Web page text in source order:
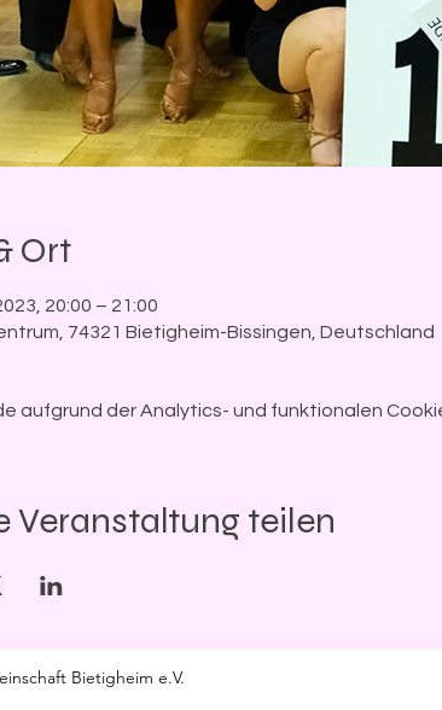
Ort
20:00 – 21:00
74321 Bietigheim-Bissingen, Deutschland
aufgrund der Analytics- und funktionalen
Veranstaltung teilen
Bietigheim e.V.